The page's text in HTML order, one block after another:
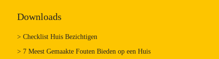
Downloads
> Checklist Huis Bezichtigen
> 7 Meest Gemaakte Fouten Bieden op een Huis